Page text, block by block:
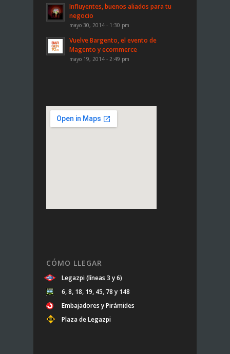
Influyentes, buenos aliados para tu
negocio
mayo 30, 2014 - 1:30 pm
Vuelve Bargento, el evento de
Magento y ecommerce
mayo 19, 2014 - 2:49 pm
CÓMO LLEGAR
Legazpi (líneas 3 y 6)
6, 8, 18, 19, 45, 78 y 148
Embajadores y Pirámides
Plaza de Legazpi